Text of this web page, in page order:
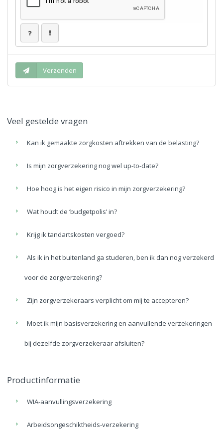
Veel gestelde vragen
Kan ik gemaakte zorgkosten aftrekken van de belasting?
Is mijn zorgverzekering nog wel up-to-date?
Hoe hoog is het eigen risico in mijn zorgverzekering?
Wat houdt de ‘budgetpolis’ in?
Krijg ik tandartskosten vergoed?
Als ik in het buitenland ga studeren, ben ik dan nog verzekerd
voor de zorgverzekering?
Zijn zorgverzekeraars verplicht om mij te accepteren?
Moet ik mijn basisverzekering en aanvullende verzekeringen
bij dezelfde zorgverzekeraar afsluiten?
Productinformatie
WIA-aanvullingsverzekering
Arbeidsongeschiktheids-verzekering